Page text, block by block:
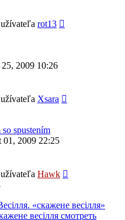
rot13
2009 10:26
Xsara
spustením
01, 2009 22:25
Hawk
«скажене весілля»
весілля смотреть